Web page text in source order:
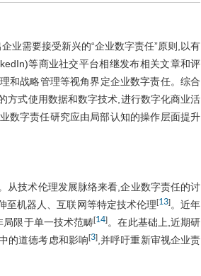
业需要接受新兴的“企业数字责任”原则,以有
等商业社交平台相继发布相关文章和评
和战略管理等视角界定企业数字责任。综合
方式使用数据和数字技术,进行数字化商业活
数字责任研究应由局部认知的操作层面提升
从技术伦理发展脉络来看,企业数字责任的讨
至机器人、互联网等特定技术伦理[13]。近年
限于单一技术范畴[14]。在此基础上,近期研
的道德考虑和影响[3] ,并呼吁重新审视企业责